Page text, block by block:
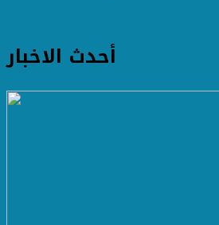
أحدث الاخبار